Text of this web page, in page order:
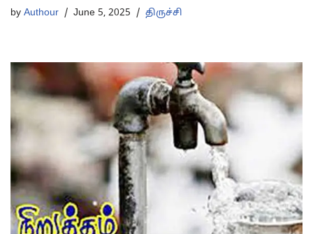
by Authour June 5, 2025 திருச்சி